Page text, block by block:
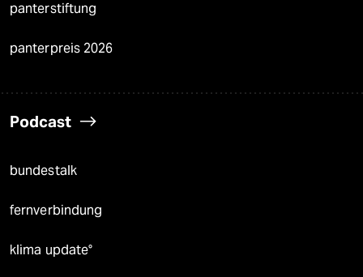
panterstiftung
panterpreis 2026
Podcast
bundestalk
fernverbindung
klima update°